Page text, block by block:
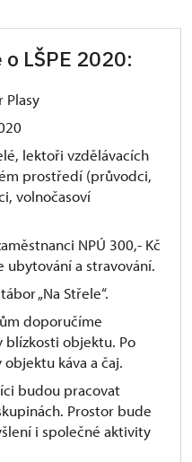
LŠPE 2020:
Plasy
lektoři vzdělávacích
prostředí (průvodci,
volnočasoví
NPÚ 300,- Kč
ubytování a stravování.
„Na Střele“.
doporučíme
blízkosti objektu. Po
káva a čaj.
budou pracovat
Prostor bude
i společné aktivity